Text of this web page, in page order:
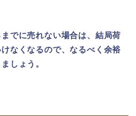
でに売れない場合は、結局荷
なくなるので、なるべく余裕
しょう。